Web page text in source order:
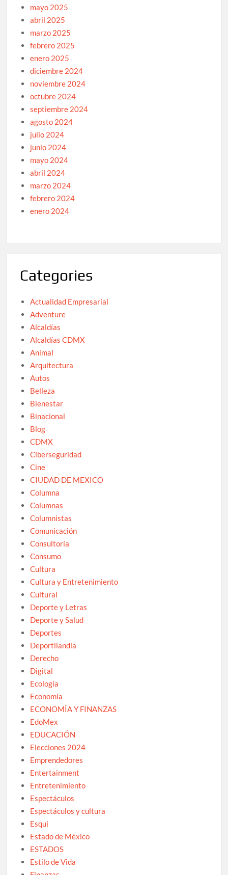
mayo 2025
abril 2025
marzo 2025
febrero 2025
enero 2025
diciembre 2024
noviembre 2024
octubre 2024
septiembre 2024
agosto 2024
julio 2024
junio 2024
mayo 2024
abril 2024
marzo 2024
febrero 2024
enero 2024
Categories
Actualidad Empresarial
Adventure
Alcaldías
Alcaldías CDMX
Animal
Arquitectura
Autos
Belleza
Bienestar
Binacional
Blog
CDMX
Ciberseguridad
Cine
CIUDAD DE MEXICO
Columna
Columnas
Columnistas
Comunicación
Consultoría
Consumo
Cultura
Cultura y Entretenimiento
Cultural
Deporte y Letras
Deporte y Salud
Deportes
Deportilandia
Derecho
Digital
Ecología
Economía
ECONOMÍA Y FINANZAS
EdoMex
EDUCACIÓN
Elecciones 2024
Emprendedores
Entertainment
Entretenimiento
Espectáculos
Espectáculos y cultura
Esquí
Estado de México
ESTADOS
Estilo de Vida